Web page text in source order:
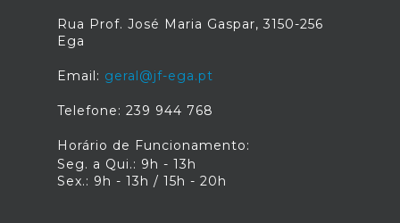
Rua Prof. José Maria Gaspar, 3150-256
Ega
Email: geral@jf-ega.pt
Telefone: 239 944 768
Horário de Funcionamento:
Seg. a Qui.: 9h - 13h
Sex.: 9h - 13h / 15h - 20h